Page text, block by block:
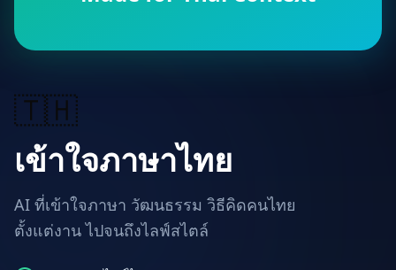
🇹🇭
เข้าใจภาษาไทย
AI ที่เข้าใจภาษา วัฒนธรรม วิธีคิดคนไทย
ตั้งแต่งาน ไปจนถึงไลฟ์สไตล์